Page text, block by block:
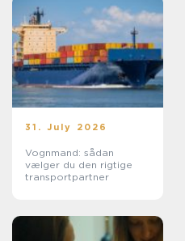
31. July 2026
Vognmand: sådan
vælger du den rigtige
transportpartner